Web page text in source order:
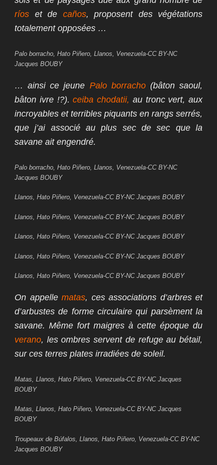
ríos et de caños, proposent des végétations
totalement opposées …
Palo borracho, Hato Piñero, Llanos, Venezuela-CC BY-NC
Jacques BOUBY
… ainsi ce jeune Palo borracho(bâton saoul,
bâton ivre !?).ceiba chodatii, au tronc vert, aux
incroyables et terribles piquants en rangs serrés,
que j’ai associé au plus sec de sec que la
savane ait engendré.
Palo borracho, Hato Piñero, Llanos, Venezuela-CC BY-NC
Jacques BOUBY
Llanos, Hato Piñero, Venezuela-CC BY-NC Jacques BOUBY
Llanos, Hato Piñero, Venezuela-CC BY-NC Jacques BOUBY
Llanos, Hato Piñero, Venezuela-CC BY-NC Jacques BOUBY
Llanos, Hato Piñero, Venezuela-CC BY-NC Jacques BOUBY
Llanos, Hato Piñero, Venezuela-CC BY-NC Jacques BOUBY
On appelle matas, ces associations d’arbres et
d’arbustes de forme circulaire qui parsèment la
savane. Même fort maigres à cette époque du
verano, les ombres servent de refuge au bétail,
sur ces terres plates irradiées de soleil.
Matas, Llanos, Hato Piñero, Venezuela-CC BY-NC Jacques
BOUBY
Matas, Llanos, Hato Piñero, Venezuela-CC BY-NC Jacques
BOUBY
Troupeaux de Búfalos, Llanos, Hato Piñero, Venezuela-CC BY-NC
Jacques BOUBY